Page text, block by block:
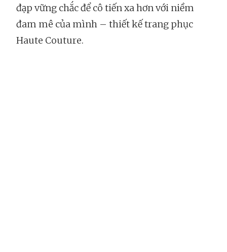
đạp vững chắc để cô tiến xa hơn với niềm
đam mê của mình – thiết kế trang phục
Haute Couture.